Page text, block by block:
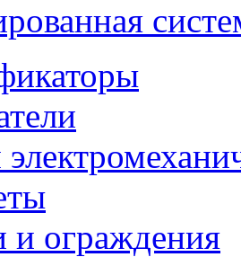
и ограждения